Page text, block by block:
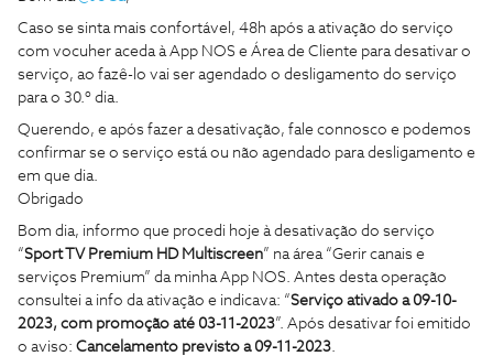
Caso se sinta mais confortável, 48h após a ativação do serviço
com vocuher aceda à App NOS e Área de Cliente para desativar o
serviço, ao fazê-lo vai ser agendado o desligamento do serviço
para o 30.º dia.
Querendo, e após fazer a desativação, fale connosco e podemos
confirmar se o serviço está ou não agendado para desligamento e
em que dia.
Obrigado
Bom dia, informo que procedi hoje à desativação do serviço
“Sport TV Premium HD Multiscreen” na área “Gerir canais e
serviços Premium” da minha App NOS. Antes desta operação
consultei a info da ativação e indicava: “Serviço ativado a 09-10-
2023, com promoção até 03-11-2023”. Após desativar foi emitido
o aviso: Cancelamento previsto a 09-11-2023.